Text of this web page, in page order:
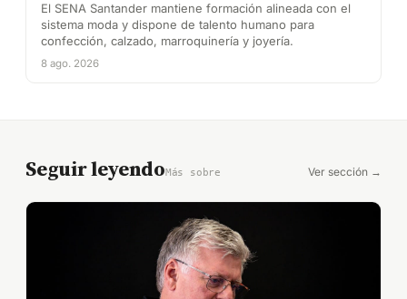
El SENA Santander mantiene formación alineada con el
sistema moda y dispone de talento humano para
confección, calzado, marroquinería y joyería.
8 ago. 2026
Seguir leyendoMás sobre Ver sección →